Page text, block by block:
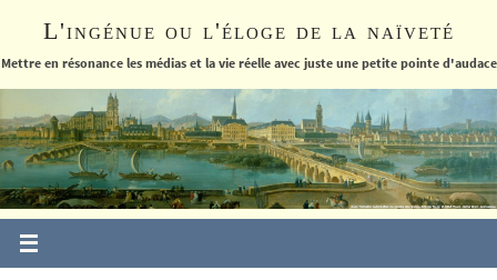
le
L'ingénue ou l'éloge de la naïveté
Mettre en résonance les médias et la vie réelle avec juste une petite pointe d'audace